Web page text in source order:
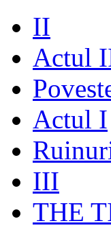
II
Actul
Actul I
III
THE